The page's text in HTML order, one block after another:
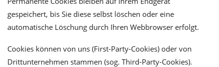
gespeichert, bis Sie diese selbst löschen oder eine
automatische Löschung durch Ihren Webbrowser erfolgt.
Cookies können von uns (First-Party-Cookies) oder von
Drittunternehmen stammen (sog. Third-Party-Cookies).